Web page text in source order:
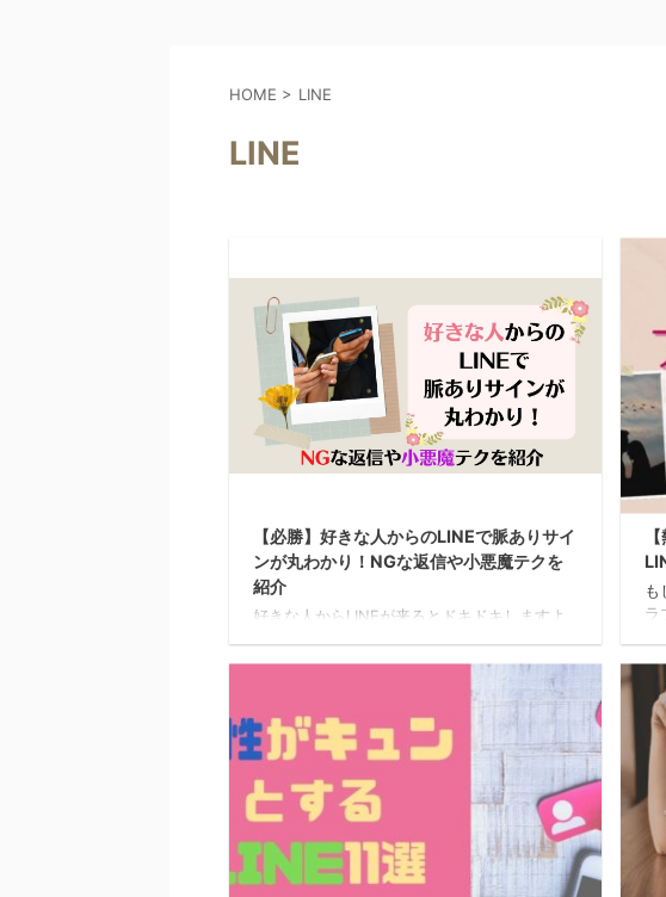
HOME > LINE
LINE
【必勝】好きな人からのLINEで脈ありサイ
ンが丸わかり！NGな返信や小悪魔テクを
紹介
好きな人からLINEが来るとドキドキしますよ
る」という人も多いのではないでしょうか。
LoveDoor編集部この記事では、LINEでの脈あ
りサインや楽しくやり取りを続けるための小
悪魔テクを紹介します。 好きな人からのLINE
で分かる脈あり診断 友人や家族へのメッセー
ジと、好きな人に送るLINEには違いがありま
す。 好意がある人にはすぐ返信したくなった
り、要件がなくても連絡したくなったり、送
る側のテンションが違うからです。 まずは、
LINEで分かる脈あり診断を7つ紹介 ...
も
ラ
す
す